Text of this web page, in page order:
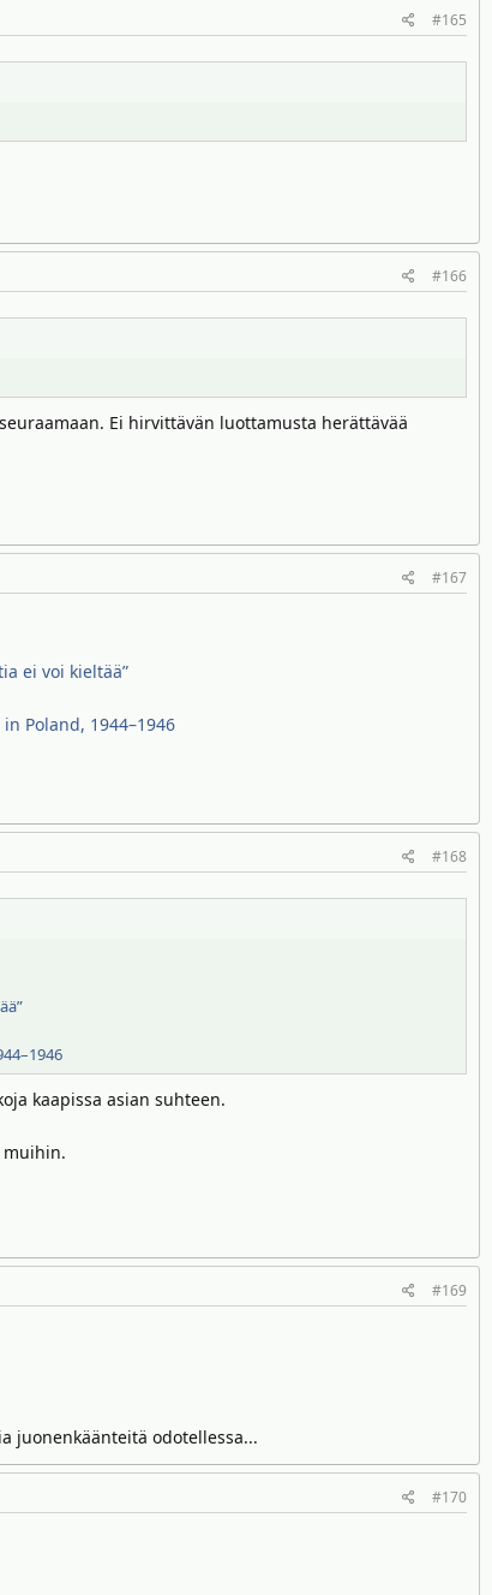
#165
#166
Ei hirvittävän luottamusta herättävää
#167
ei voi kieltää”
Poland, 1944–1946
#168
kaapissa asian suhteen.
muihin.
#169
juonenkäänteitä odotellessa...
#170